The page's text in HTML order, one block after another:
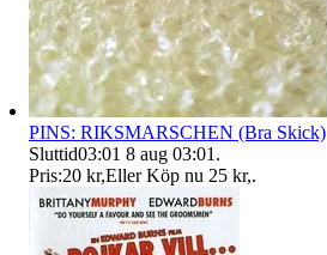
PINS: RIKSMARSCHEN (Bra Skick)
Sluttid03:01 8 aug 03:01 .
Pris:20 kr,Eller Köp nu 25 kr,.